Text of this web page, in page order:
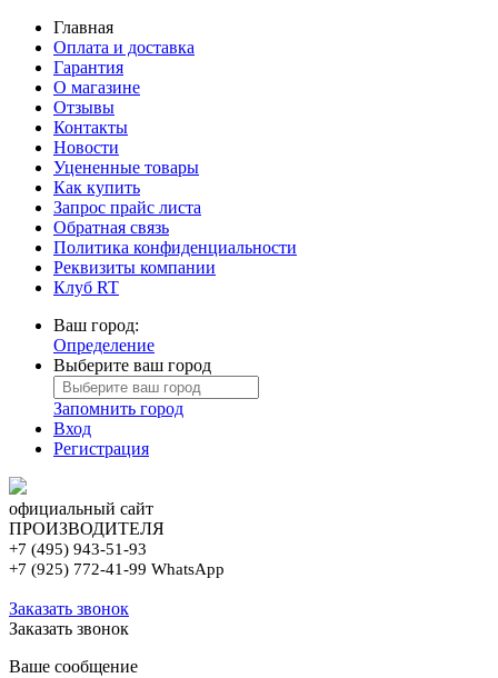
Главная
Оплата и доставка
Гарантия
О магазине
Отзывы
Контакты
Новости
Уцененные товары
Как купить
Запрос прайс листа
Обратная связь
Политика конфиденциальности
Реквизиты компании
Клуб RT
Ваш город:
Определение
Выберите ваш город
Запомнить город
Вход
Регистрация
официальный сайт
ПРОИЗВОДИТЕЛЯ
+7 (495) 943-51-93
+7 (925) 772-41-99 WhatsApp
Заказать звонок
Заказать звонок
Ваше сообщение